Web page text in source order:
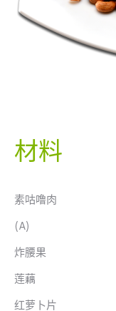
材料
素咕噜肉
(A)
炸腰果
莲藕
红萝卜片